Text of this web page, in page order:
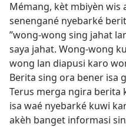
Mémang, kèt mbiyèn wis
senengané nyebarké
”wong-wong sing jahat
saya jahat. Wong-wong
wong lan diapusi karo
Berita sing ora bener isa
Terus merga ngira berita
isa waé nyebarké kuwi
akèh banget informasi